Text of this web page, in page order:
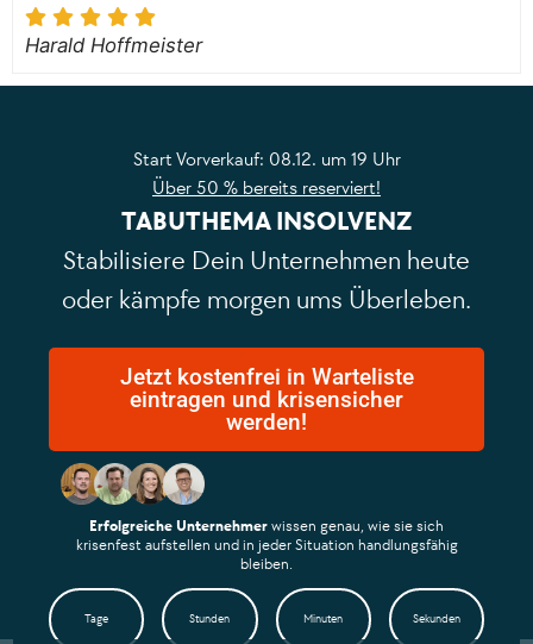
Harald Hoffmeister
Start Vorverkauf: 08.12. um 19 Uhr
Über 50 % bereits reserviert!
TABUTHEMA INSOLVENZ
Stabilisiere Dein Unternehmen heute
oder kämpfe morgen ums Überleben.
Jetzt kostenfrei in Warteliste
eintragen und krisensicher
werden!
Tage Stunden Minuten Sekunden
Erfolgreiche Unternehmer wissen genau, wie sie sich
krisenfest aufstellen und in jeder Situation handlungsfähig
bleiben.